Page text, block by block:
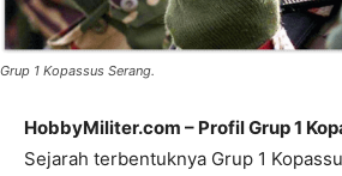
Grup 1 Kopassus Serang.
HobbyMiliter.com – Profil Grup 1
Sejarah terbentuknya Grup 1